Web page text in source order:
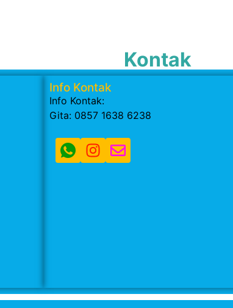
Kontak
Info Kontak
Info Kontak:
Gita: 0857 1638 6238